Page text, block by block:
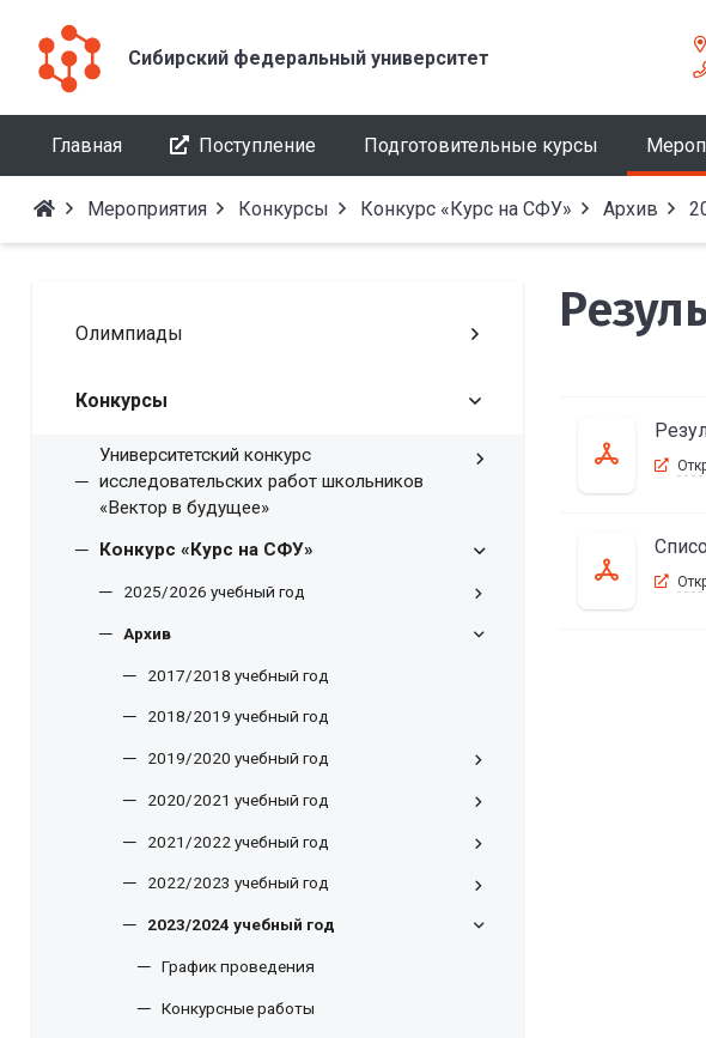
Сибирский федеральный университет
Главная Поступление Подготовительные курсы
Мероприятия Конкурсы Конкурс «Курс на СФУ» Архив
Олимпиады
Конкурсы
Университетский конкурс
исследовательских работ школьников
«Вектор в будущее»
Конкурс «Курс на СФУ»
2025/2026 учебный год
Архив
2017/2018 учебный год
2018/2019 учебный год
2019/2020 учебный год
2020/2021 учебный год
2021/2022 учебный год
2022/2023 учебный год
2023/2024 учебный год
График проведения
Конкурсные работы